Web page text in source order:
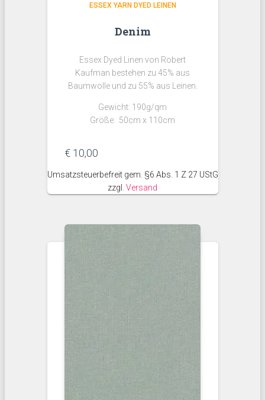
ESSEX YARN DYED LEINEN
Denim
Essex Dyed Linen von Robert
Kaufman bestehen zu 45% aus
Baumwolle und zu 55% aus Leinen.
Gewicht: 190g/qm
Größe: 50cm x 110cm
€ 10,00
Umsatzsteuerbefreit gem. §6 Abs. 1 Z 27 UStG
zzgl. Versand